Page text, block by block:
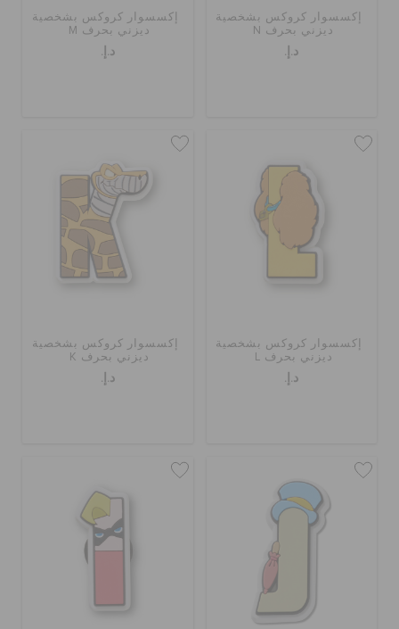
إكسسوار كروكس بشخصية
ديزني بحرف N
د.إ.
إكسسوار كروكس بشخصية
ديزني بحرف M
د.إ.
إكسسوار كروكس بشخصية
ديزني بحرف L
د.إ.
إكسسوار كروكس بشخصية
ديزني بحرف K
د.إ.